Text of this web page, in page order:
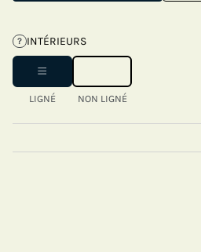
? INTÉRIEURS
LIGNÉ NON LIGNÉ